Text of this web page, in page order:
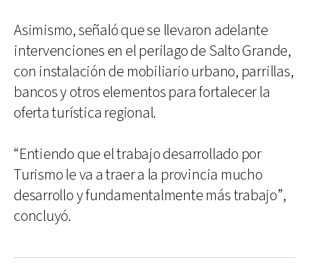
Asimismo, señaló que se llevaron adelante
intervenciones en el perilago de Salto Grande,
con instalación de mobiliario urbano, parrillas,
bancos y otros elementos para fortalecer la
oferta turística regional.
“Entiendo que el trabajo desarrollado por
Turismo le va a traer a la provincia mucho
desarrollo y fundamentalmente más trabajo”,
concluyó.